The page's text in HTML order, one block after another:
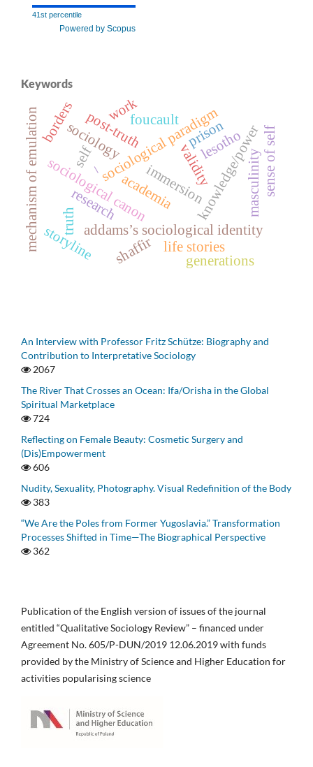
41st percentile
Powered by Scopus
Keywords
–sociological paradigm
sociological canon
addams’s sociological identity
mechanism of emulation academia
immersion
validity
research
shaffir
knowledge/power
sociology
truth
post-truth
masculinity
foucault
lesotho
borders work
life stories
self
generations
storyline
prison sense of self
An Interview with Professor Fritz Schütze: Biography and
Contribution to Interpretative Sociology
2067
The River That Crosses an Ocean: Ifa/Orisha in the Global
Spiritual Marketplace
724
Reflecting on Female Beauty: Cosmetic Surgery and
(Dis)Empowerment
606
Nudity, Sexuality, Photography. Visual Redefinition of the Body
383
“We Are the Poles from Former Yugoslavia.” Transformation
Processes Shifted in Time—The Biographical Perspective
362
Publication of the English version of issues of the journal
entitled “Qualitative Sociology Review” – financed under
Agreement No. 605/P-DUN/2019 12.06.2019 with funds
provided by the Ministry of Science and Higher Education for
activities popularising science